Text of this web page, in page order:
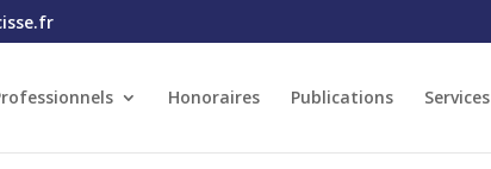
Honoraires Publications